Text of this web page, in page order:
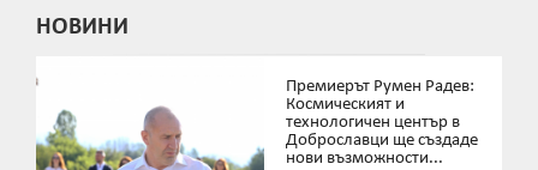
НОВИНИ
Премиерът Румен Радев:
Космическият и
технологичен център в
Доброславци ще създаде
нови възможности...